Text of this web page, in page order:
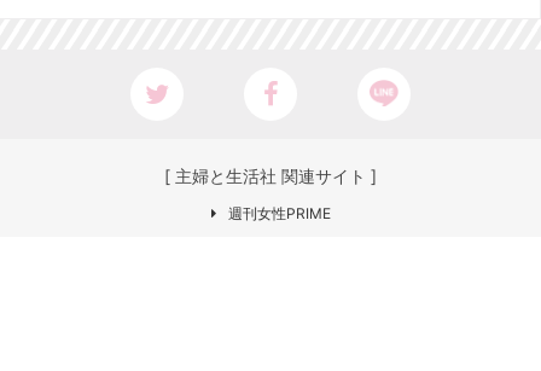
[ 主婦と生活社 関連サイト ]
週刊女性PRIME